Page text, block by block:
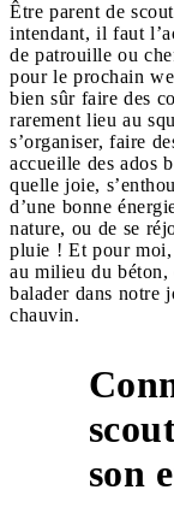
Être parent de
intendant, il faut
de patrouille ou
pour le prochain
bien sûr faire des
rarement lieu au
s’organiser, faire
accueille des ados
quelle joie,
d’une bonne
nature, ou de se
pluie ! Et pour moi,
au milieu du béton,
balader dans notre
chauvin.
son